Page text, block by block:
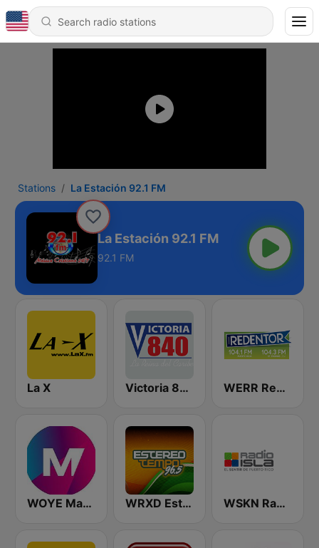
Stations La Estación 92.1 FM
La Estación 92.1 FM
92.1 FM
La X Victoria 840 AM WERR Redentor 104.1 FM
WOYE Magic 97.3 FM WRXD Estereotempo 96.5 FM WSKN Radio Isla 1320 AM